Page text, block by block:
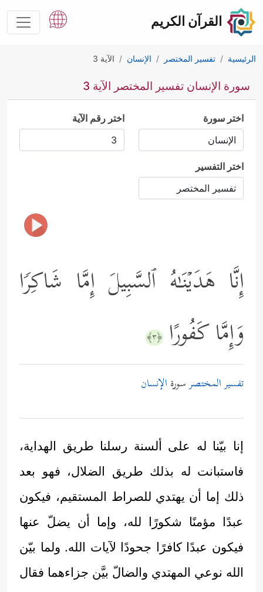
القرآن الكريم
الرئيسية تفسير المختصر الإنسان الآية 3
سورة الإنسان تفسير المختصر الآية 3
اختر سورة اختر رقم الآية
اختر التفسير
إِنَّا هَدَیۡنَـٰهُ ٱلسَّبِیلَ إِمَّا شَاكِرࣰا
وَإِمَّا كَفُورًا ﴿٣﴾
تفسير المختصرسورة الإنسان
إنا بيّنا له على ألسنة رسلنا طريق الهداية،
فاستبانت له بذلك طريق الضلال، فهو بعد
ذلك إما أن يهتدي للصراط المستقيم، فيكون
عبدًا مؤمنًا شكورًا لله، وإما أن يضلّ عنها
فيكون عبدًا كافرًا جحودًا لآيات الله. ولما بيّن
الله نوعي المهتدي والضالّ بيَّن جزاءهما فقال